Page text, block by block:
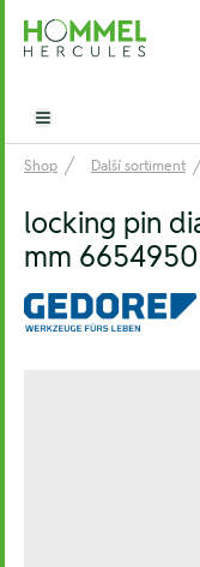
Hommel Hercules
Open main menu
Shop Další sortiment
locking pin
mm 6654950